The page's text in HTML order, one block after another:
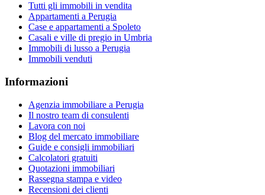
Tutti gli immobili in vendita
Appartamenti a Perugia
Case e appartamenti a Spoleto
Casali e ville di pregio in Umbria
Immobili di lusso a Perugia
Immobili venduti
Informazioni
Agenzia immobiliare a Perugia
Il nostro team di consulenti
Lavora con noi
Blog del mercato immobiliare
Guide e consigli immobiliari
Calcolatori gratuiti
Quotazioni immobiliari
Rassegna stampa e video
Recensioni dei clienti